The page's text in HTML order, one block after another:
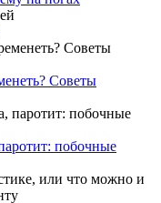
Советы
побочные